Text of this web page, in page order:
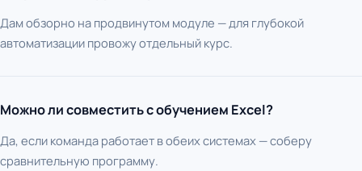
Дам обзорно на продвинутом модуле — для глубокой
автоматизации провожу отдельный курс.
Можно ли совместить с обучением Excel?
Да, если команда работает в обеих системах — соберу
сравнительную программу.